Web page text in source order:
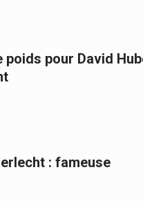
pour David
: fameuse